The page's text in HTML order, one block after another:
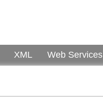
XML Web Services